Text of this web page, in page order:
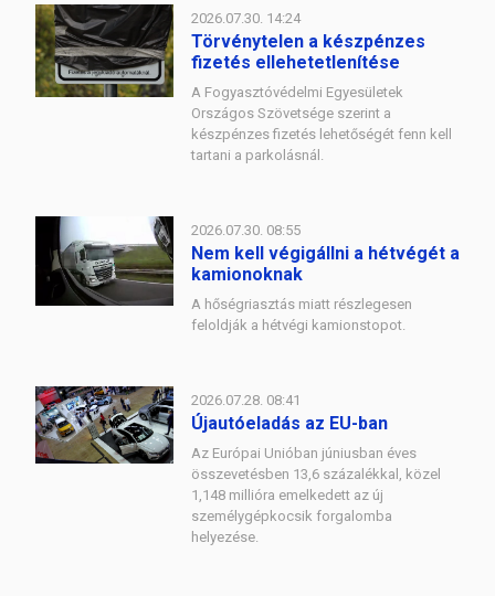
2026.07.30. 14:24
Törvénytelen a készpénzes
fizetés ellehetetlenítése
A Fogyasztóvédelmi Egyesületek
Országos Szövetsége szerint a
készpénzes fizetés lehetőségét fenn kell
tartani a parkolásnál.
2026.07.30. 08:55
Nem kell végigállni a hétvégét a
kamionoknak
A hőségriasztás miatt részlegesen
feloldják a hétvégi kamionstopot.
2026.07.28. 08:41
Újautóeladás az EU-ban
Az Európai Unióban júniusban éves
összevetésben 13,6 százalékkal, közel
1,148 millióra emelkedett az új
személygépkocsik forgalomba
helyezése.